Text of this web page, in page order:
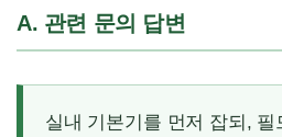
A. 관련 문의 답변
실내 기본기를 먼저 잡되, 필